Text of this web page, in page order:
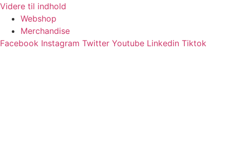
Videre til indhold
Webshop
Merchandise
Facebook Instagram Twitter Youtube Linkedin Tiktok